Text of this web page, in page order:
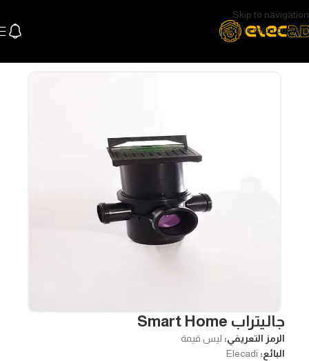
Skip to navigation
Skip to main content
جاليتراب Smart Home
الرمز التعريفي: ليس قيمة
البائع: Elecadi